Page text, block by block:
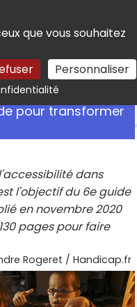
que vous souhaitez
Personnaliser
Rechercher
pour transformer
dans
l'objectif du 6e guide
en novembre 2020
pages pour faire
Rogeret / Handicap.fr